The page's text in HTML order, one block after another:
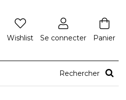
Wishlist Se connecter Panier
Rechercher